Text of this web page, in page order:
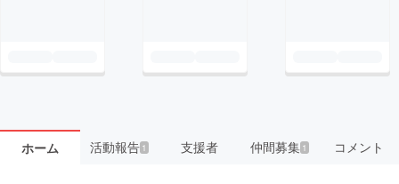
ホーム 活動報告1 支援者 仲間募集 1 コメント